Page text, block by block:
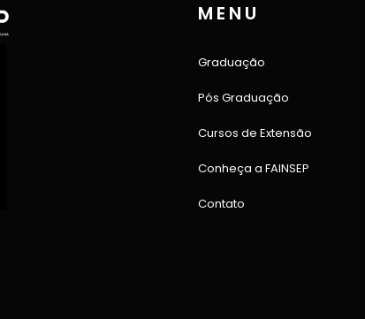
MENU
Graduação
Pós Graduação
Cursos de Extensão
Conheça a FAINSEP
Contato